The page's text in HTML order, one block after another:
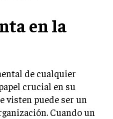
en la
de cualquier
crucial en su
visten puede ser un
Cuando un